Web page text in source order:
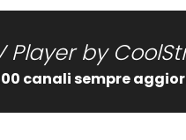
Player by
canali sempre